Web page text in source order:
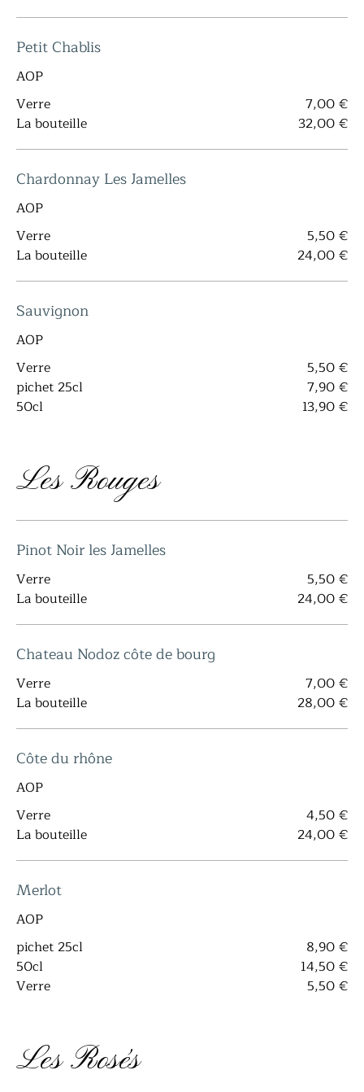
Petit Chablis
AOP
Verre
7,00 €
La bouteille
32,00 €
Chardonnay Les Jamelles
AOP
Verre
5,50 €
La bouteille
24,00 €
Sauvignon
AOP
Verre
5,50 €
pichet 25cl
7,90 €
50cl
13,90 €
Les Rouges
Pinot Noir les Jamelles
Verre
5,50 €
La bouteille
24,00 €
Chateau Nodoz côte de bourg
Verre
7,00 €
La bouteille
28,00 €
Côte du rhône
AOP
Verre
4,50 €
La bouteille
24,00 €
Merlot
AOP
pichet 25cl
8,90 €
50cl
14,50 €
Verre
5,50 €
Les Rosés